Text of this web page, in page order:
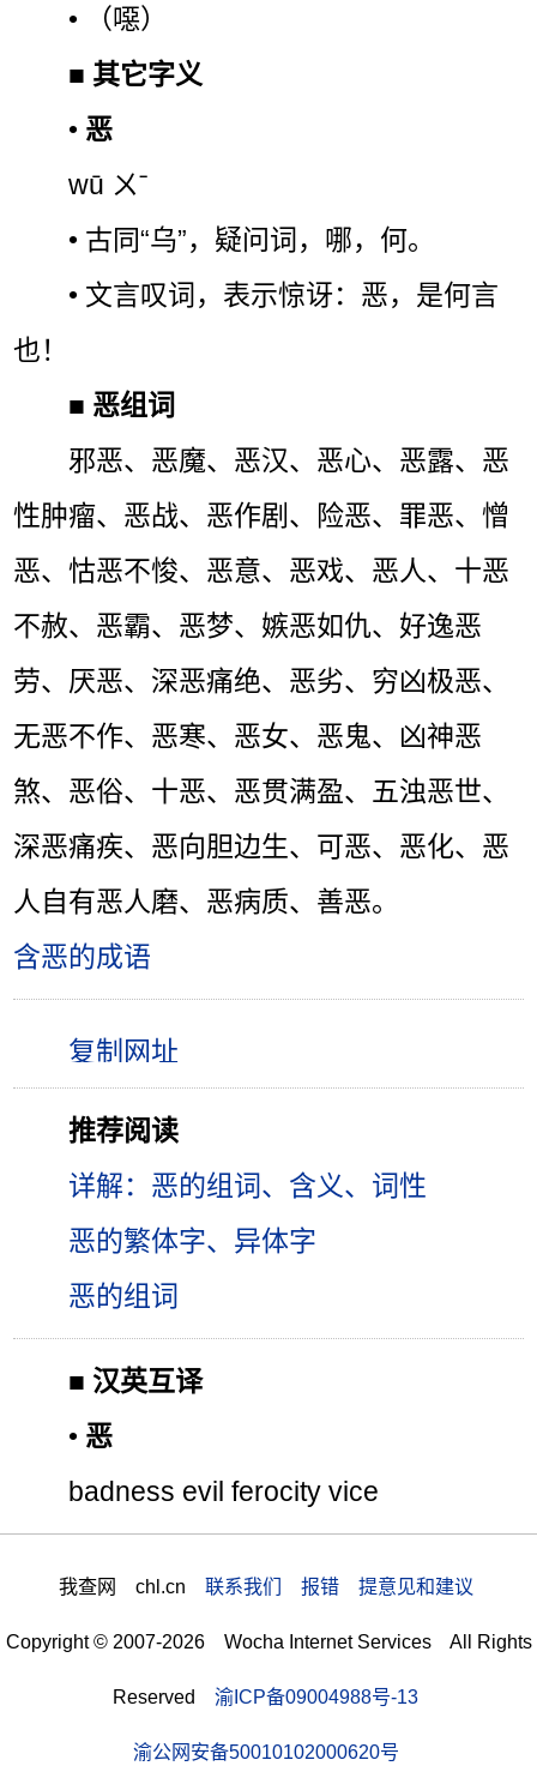
• （噁）
■ 其它字义
• 恶
wū ㄨˉ
• 古同“乌”，疑问词，哪，何。
• 文言叹词，表示惊讶：恶，是何言
也！
■ 恶组词
邪恶、恶魔、恶汉、恶心、恶露、恶
性肿瘤、恶战、恶作剧、险恶、罪恶、憎
恶、怙恶不悛、恶意、恶戏、恶人、十恶
不赦、恶霸、恶梦、嫉恶如仇、好逸恶
劳、厌恶、深恶痛绝、恶劣、穷凶极恶、
无恶不作、恶寒、恶女、恶鬼、凶神恶
煞、恶俗、十恶、恶贯满盈、五浊恶世、
深恶痛疾、恶向胆边生、可恶、恶化、恶
人自有恶人磨、恶病质、善恶。
含恶的成语
推荐阅读
详解：恶的组词、含义、词性
恶的繁体字、异体字
恶的组词
■ 汉英互译
• 恶
badness evil ferocity vice
我查网 chl.cn 联系我们 报错 提意见和建议
Copyright © 2007-2026 Wocha Internet Services All Rights
Reserved 渝ICP备09004988号-13
渝公网安备50010102000620号